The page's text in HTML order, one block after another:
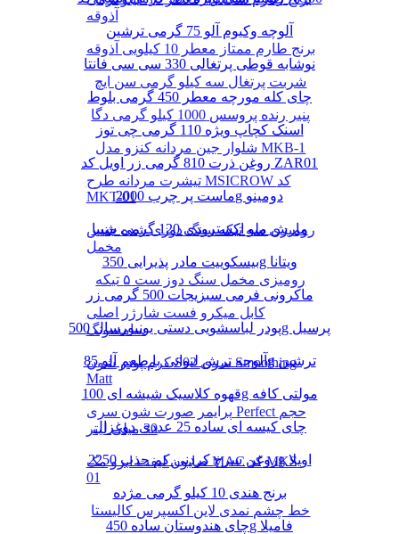
آذوقه
برنج طارم ممتاز معطر 10 کیلویی آذوقه
شربت پرتغال سه کیلو گرمی سن ایچ
پنیر رنده پروسس 1000 کیلو گرمی دگا
شلوار جین مردانه کنزو مدل MKB-1
تیشرت مردانه طرح MSICROW کد
MKT-01
رومیزی سه تیکه سنگ دوزی شده جنس
مخمل
رومیزی مخمل سنگ دوز ست ۵ تیکه
کابل میکرو فست شارژر اصلی
سامسونگ
کرم پودر شون S02 سری Smoothing
Matt
پرایمر صورت شون سری Perfect حجم
30 میلی لیتر
صابون لیفت ابرو مک MAC کد MKS-
01
خط چشم نمدی لاین اکسپرس کالیستا
آلوچه وکیوم آلو 75 گرمی ترشین
نوشابه قوطی پرتغالی 330 سی سی فانتا
چای کله مورچه معطر 450 گرمی بلوط
اسنک کچاپ ویژه 110 گرمی چی توز
روغن ذرت 810 گرمی زر اویل کد ZAR01
ماست پر چرب 2000g دومینو
مارش ملو اکسترودی 120 گرمی شیبا
بیسکوییت مادر پذیرایی 350g ویتانا
ماکرونی فرمی سبزیجات 500 گرمی زر
پودر لباسشویی دستی یونیورسال 500g پرسیل
آلوچه ترش لیوانی با طعم آلو 85g ترشین
قهوه کلاسیک شیشه ای 100g مولتی کافه
چای کیسه ای ساده 25 عددی دوغزال
روغن سرخ کردنی کم جذب 2250g اویلا
برنج هندی 10 کیلو گرمی مژده
چای هندوستان ساده 450g فامیلا